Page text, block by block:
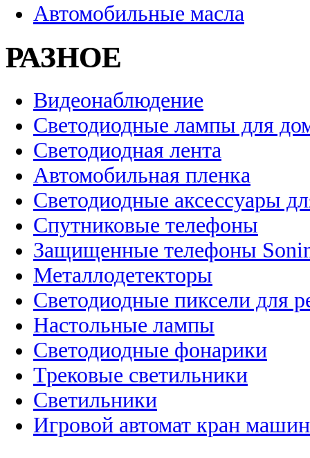
Автомобильные масла
РАЗНОЕ
Видеонаблюдение
Светодиодные лампы для
Светодиодная лента
Автомобильная пленка
Светодиодные аксессуары
Спутниковые телефоны
Защищенные телефоны
Металлодетекторы
Светодиодные пиксели для
Настольные лампы
Светодиодные фонарики
Трековые светильники
Светильники
Игровой автомат кран